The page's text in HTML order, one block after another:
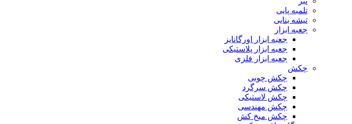
تلمبه پایی
تیشه بنایی
جعبه ابزار
جعبه ابزار اورگانایز
جعبه ابزار پلاستیکی
جعبه ابزار فلزی
چکش
چکش چوبی
چکش سرگرد
چکش لاستیکی
چکش مهندسی
چکش میخ کش